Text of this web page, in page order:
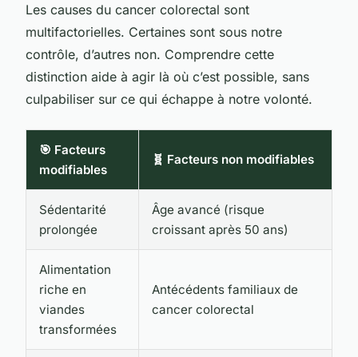
Les causes du cancer colorectal sont
multifactorielles. Certaines sont sous notre
contrôle, d’autres non. Comprendre cette
distinction aide à agir là où c’est possible, sans
culpabiliser sur ce qui échappe à notre volonté.
🎯 Facteurs
modifiables
🧬 Facteurs non modifiables
Sédentarité
prolongée
Âge avancé (risque
croissant après 50 ans)
Alimentation
riche en
viandes
transformées
Antécédents familiaux de
cancer colorectal